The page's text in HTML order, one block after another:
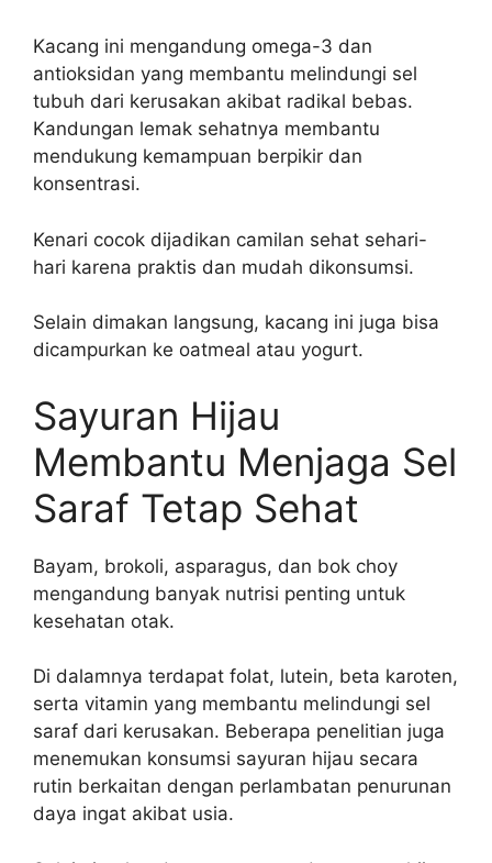
Kacang ini mengandung omega-3 dan
antioksidan yang membantu melindungi sel
tubuh dari kerusakan akibat radikal bebas.
Kandungan lemak sehatnya membantu
mendukung kemampuan berpikir dan
konsentrasi.
Kenari cocok dijadikan camilan sehat sehari-
hari karena praktis dan mudah dikonsumsi.
Selain dimakan langsung, kacang ini juga bisa
dicampurkan ke oatmeal atau yogurt.
Sayuran Hijau
Membantu Menjaga Sel
Saraf Tetap Sehat
Bayam, brokoli, asparagus, dan bok choy
mengandung banyak nutrisi penting untuk
kesehatan otak.
Di dalamnya terdapat folat, lutein, beta karoten,
serta vitamin yang membantu melindungi sel
saraf dari kerusakan. Beberapa penelitian juga
menemukan konsumsi sayuran hijau secara
rutin berkaitan dengan perlambatan penurunan
daya ingat akibat usia.